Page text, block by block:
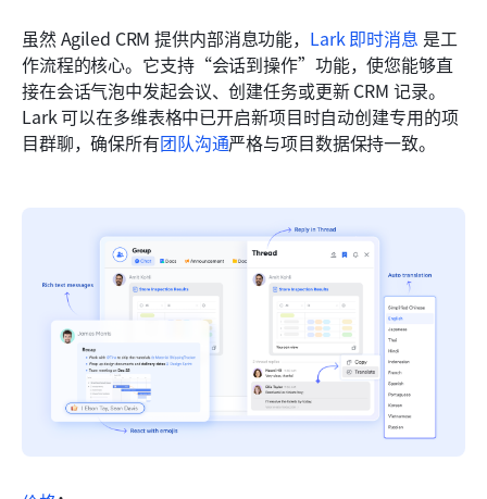
虽然 Agiled CRM 提供内部消息功能， Lark 即时消息 是工
作流程的核心。它支持“会话到操作”功能，使您能够直
接在会话气泡中发起会议、创建任务或更新 CRM 记录。
Lark 可以在多维表格中已开启新项目时自动创建专用的项
目群聊，确保所有团队沟通严格与项目数据保持一致。